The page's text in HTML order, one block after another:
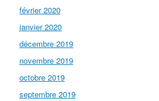
février 2020
janvier 2020
décembre 2019
novembre 2019
octobre 2019
septembre 2019